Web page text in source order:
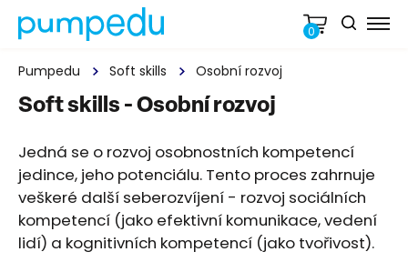
0
Pumpedu Soft skills Osobní rozvoj
Soft skills - Osobní rozvoj
Jedná se o rozvoj osobnostních kompetencí
jedince, jeho potenciálu. Tento proces zahrnuje
veškeré další seberozvíjení - rozvoj sociálních
kompetencí (jako efektivní komunikace, vedení
lidí) a kognitivních kompetencí (jako tvořivost).